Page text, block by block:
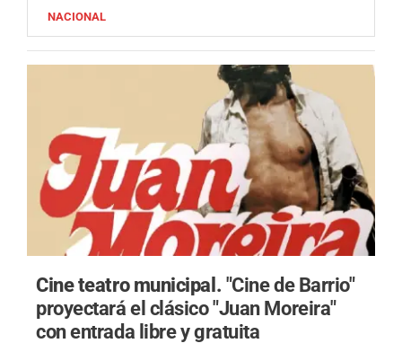
NACIONAL
Cine teatro municipal. "Cine de Barrio"
proyectará el clásico "Juan Moreira"
con entrada libre y gratuita